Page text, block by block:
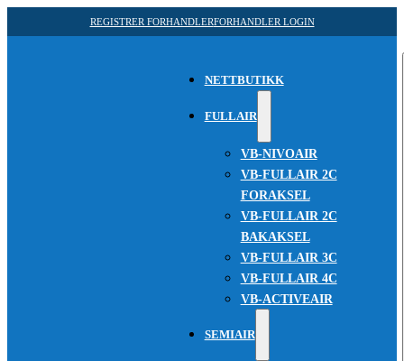
REGISTRER FORHANDLERFORHANDLER LOGIN
NETTBUTIKK
FULLAIR
VB-NIVOAIR
VB-FULLAIR 2C
FORAKSEL
VB-FULLAIR 2C
BAKAKSEL
VB-FULLAIR 3C
VB-FULLAIR 4C
VB-ACTIVEAIR
SEMIAIR